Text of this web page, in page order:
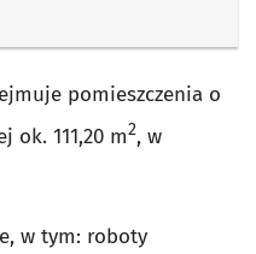
pomieszczenia o
ok. 111,20 m2, w
w tym: roboty